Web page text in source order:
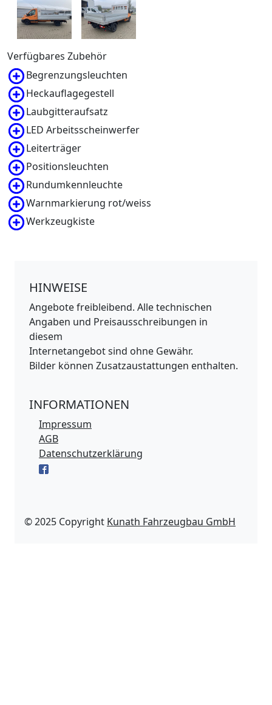
Verfügbares Zubehör
Begrenzungsleuchten
Heckauflagegestell
Laubgitteraufsatz
LED Arbeitsscheinwerfer
Leiterträger
Positionsleuchten
Rundumkennleuchte
Warnmarkierung rot/weiss
Werkzeugkiste
HINWEISE
Angebote freibleibend. Alle technischen
Angaben und Preisausschreibungen in
diesem
Internetangebot sind ohne Gewähr.
Bilder können Zusatzaustattungen enthalten.
INFORMATIONEN
Impressum
AGB
Datenschutzerklärung
© 2025 Copyright Kunath Fahrzeugbau GmbH